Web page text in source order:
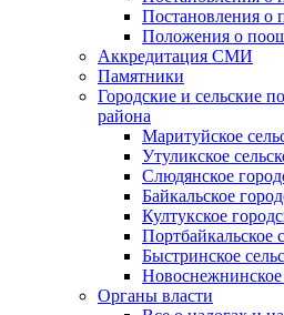
Постановления о
Положения о
Аккредитация СМИ
Памятники
Городские и сельские
района
Маритуйское
Утуликское
Слюдянское
Байкальское
Култукское
Портбайкальское
Быстринское
Новоснежнинское
Органы власти